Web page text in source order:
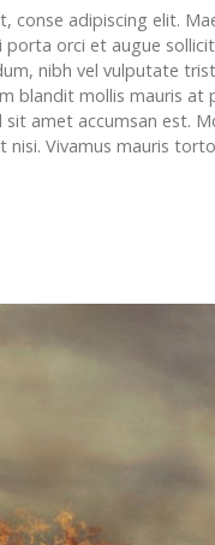
conse adipiscing elit.
orci et augue
nibh vel vulputate
blandit mollis mauris
amet accumsan est.
nisi. Vivamus mauris